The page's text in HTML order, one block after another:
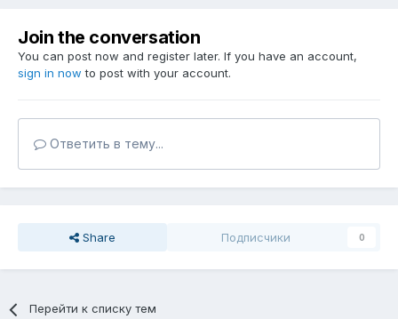
Join the conversation
You can post now and register later. If you have an account,
sign in now to post with your account.
Ответить в тему...
Share Подписчики 0
Перейти к списку тем